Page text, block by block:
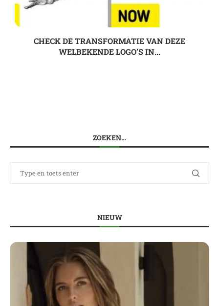
CHECK DE TRANSFORMATIE VAN DEZE
WELBEKENDE LOGO’S IN...
ZOEKEN…
NIEUW